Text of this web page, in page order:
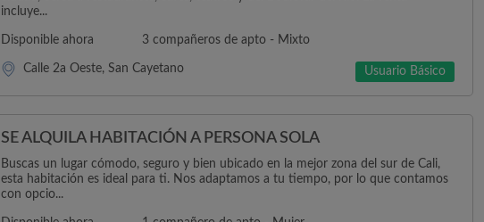
incluye...
Disponible ahora 3 compañeros de apto - Mixto
Calle 2a Oeste, San Cayetano Usuario Básico
SE ALQUILA HABITACIÓN A PERSONA SOLA
Buscas un lugar cómodo, seguro y bien ubicado en la mejor zona del sur de Cali,
esta habitación es ideal para ti. Nos adaptamos a tu tiempo, por lo que contamos
con opcio...